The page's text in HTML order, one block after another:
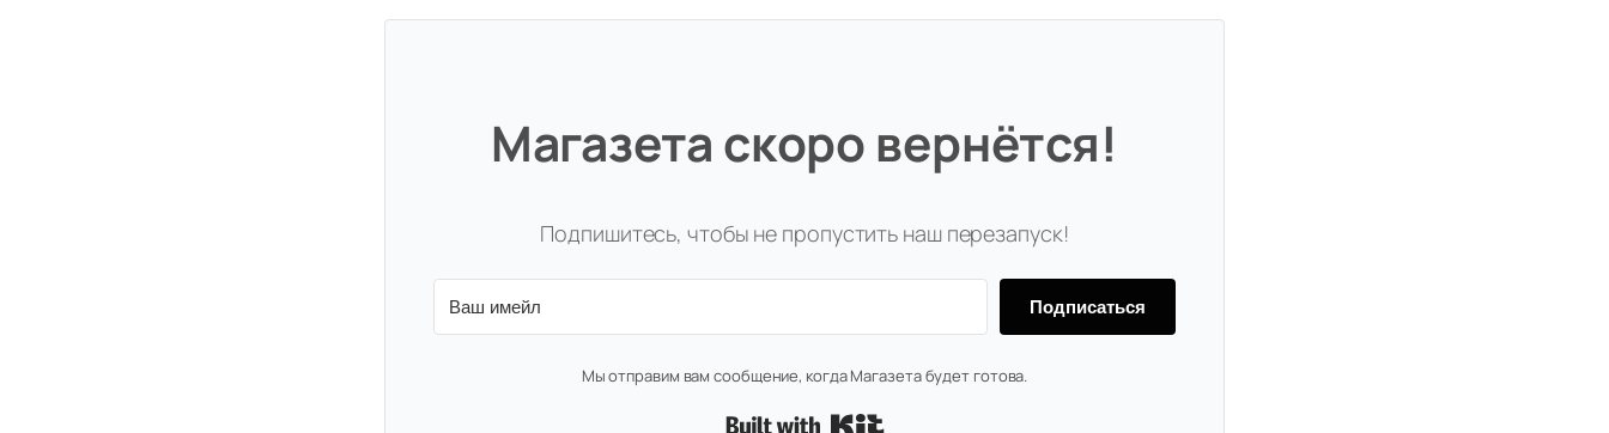
Магазета скоро вернётся!
Подпишитесь, чтобы не пропустить наш перезапуск!
Подписаться
Мы отправим вам сообщение, когда Магазета будет готова.
Built with Kit